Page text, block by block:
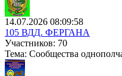
14.07.2026 08:09:58
105 ВДД. ФЕРГАНА
Участников: 70
Тема: Сообщества